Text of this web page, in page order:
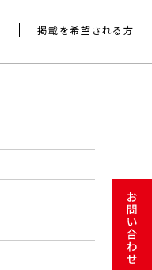
掲載を希望される方